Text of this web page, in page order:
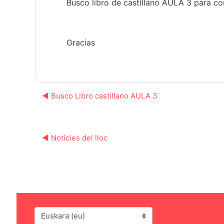
Busco libro de castillano AULA 3 para
Gracias
◀︎ Busco Libro castillano AULA 3
◀︎ Notícies del lloc
Hizkuntza